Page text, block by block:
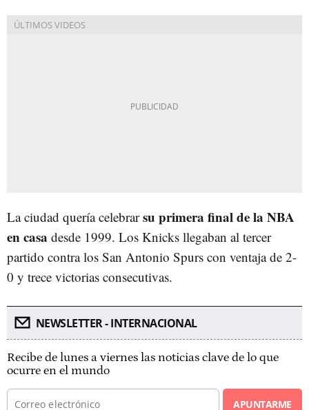
La ciudad quería celebrarsu primera final de la NBA
en casa desde 1999. Los Knicks llegaban al tercer
partido contra los San Antonio Spurs con ventaja de 2-
0 y trece victorias consecutivas.
NEWSLETTER - INTERNACIONAL
Recibe de lunes a viernes las noticias clave de lo que
ocurre en el mundo
APUNTARME